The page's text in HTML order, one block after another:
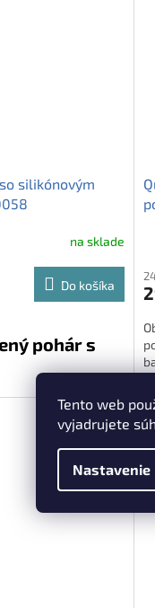
Tento web
vyjadrujete
Nastavenie
silikónovým
na sklade
Do košíka
pohár s
s bambusovým
borosilikátového
ruke – dokonalý